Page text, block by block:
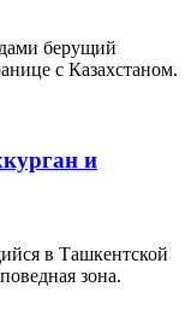
берущий
с Казахстаном.
и
в Ташкентской
зона.